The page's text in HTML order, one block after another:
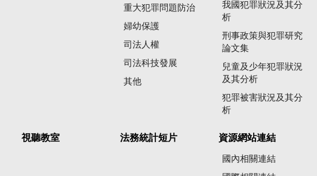
重大犯罪問題防治
婦幼保護
司法人權
司法科技發展
其他
我國犯罪狀況及其分
析
刑事政策與犯罪研究
論文集
兒童及少年犯罪狀況
及其分析
犯罪被害狀況及其分
析
視聽教室 法務統計短片 資源網站連結
國內相關連結